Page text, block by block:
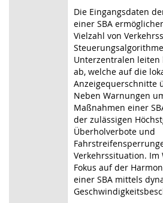
Die Eingangsdaten
einer SBA
Vielzahl von
Unterzentralen
ab, welche auf die
Anzeigequerschnitte
Neben Warnungen
Maßnahmen einer
der zulässigen
Überholverbote und
Verkehrssituation.
Fokus auf der
einer SBA mittels